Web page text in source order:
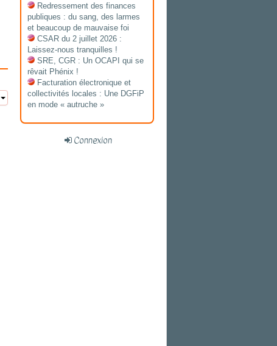
Redressement des finances
publiques : du sang, des larmes
et beaucoup de mauvaise foi
CSAR du 2 juillet 2026 :
Laissez-nous tranquilles !
SRE, CGR : Un OCAPI qui se
rêvait Phénix !
Facturation électronique et
collectivités locales : Une DGFiP
en mode « autruche »
Connexion